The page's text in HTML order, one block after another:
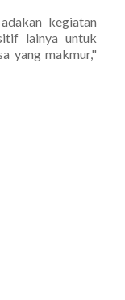
kegiatan
lainya untuk
yang makmur,"